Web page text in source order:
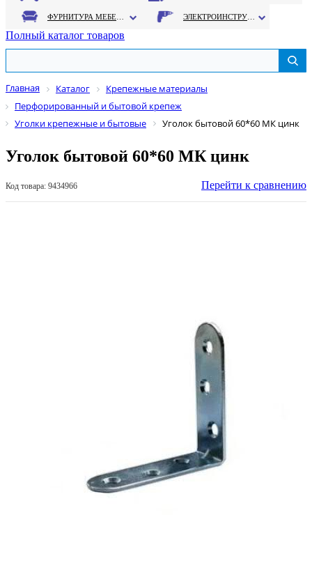
Полный каталог товаров
Главная Каталог
Крепежные материалы
Перфорированный и бытовой крепеж
Уголки крепежные и бытовые
Уголок бытовой 60*60 МК цинк
Уголок бытовой 60*60 МК цинк
Код товара: 9434966 Перейти к сравнению